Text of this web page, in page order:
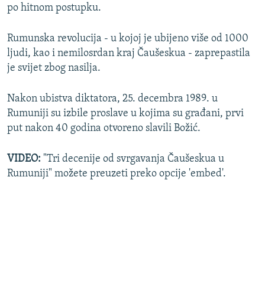
po hitnom postupku.
Rumunska revolucija - u kojoj je ubijeno više od 1000
ljudi, kao i nemilosrdan kraj Čaušeskua - zaprepastila
je svijet zbog nasilja.
Nakon ubistva diktatora, 25. decembra 1989. u
Rumuniji su izbile proslave u kojima su građani, prvi
put nakon 40 godina otvoreno slavili Božić.
VIDEO: "Tri decenije od svrgavanja Čaušeskua u
Rumuniji" možete preuzeti preko opcije 'embed'.